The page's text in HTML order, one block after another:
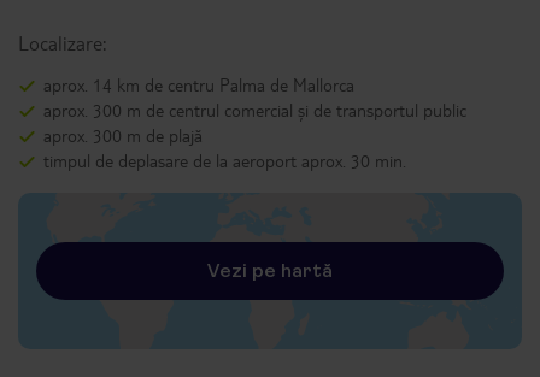
Localizare:
aprox. 14 km de centru Palma de Mallorca
aprox. 300 m de centrul comercial și de transportul public
aprox. 300 m de plajă
timpul de deplasare de la aeroport aprox. 30 min.
Vezi pe hartă